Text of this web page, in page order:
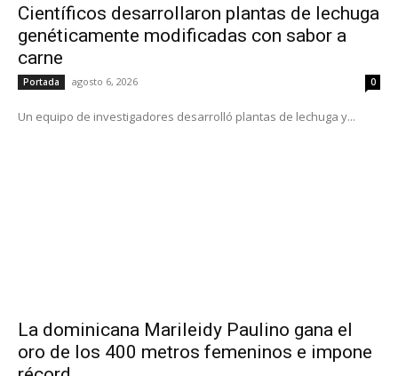
Científicos desarrollaron plantas de lechuga
genéticamente modificadas con sabor a
carne
Portada agosto 6, 2026 0
Un equipo de investigadores desarrolló plantas de lechuga y...
La dominicana Marileidy Paulino gana el
oro de los 400 metros femeninos e impone